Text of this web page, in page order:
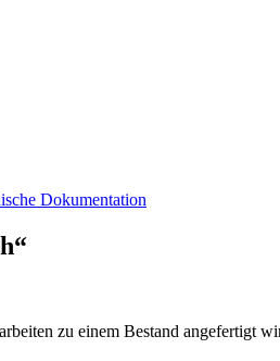
Dokumentation
zu einem Bestand angefertigt